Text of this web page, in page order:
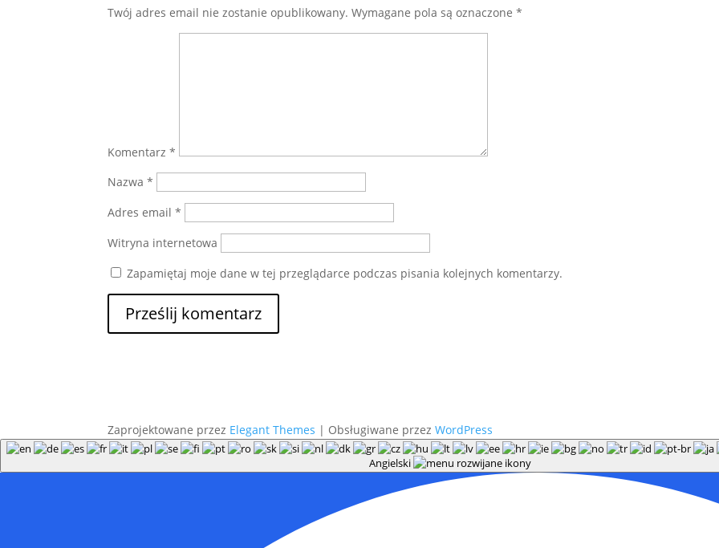
Twój adres email nie zostanie opublikowany. Wymagane pola są oznaczone*
Komentarz*
Nazwa*
Adres email*
Witryna internetowa
Zapamiętaj moje dane w tej przeglądarce podczas pisania kolejnych komentarzy.
Zaprojektowane przez Elegant Themes | Obsługiwane przezWordPress
Angielski